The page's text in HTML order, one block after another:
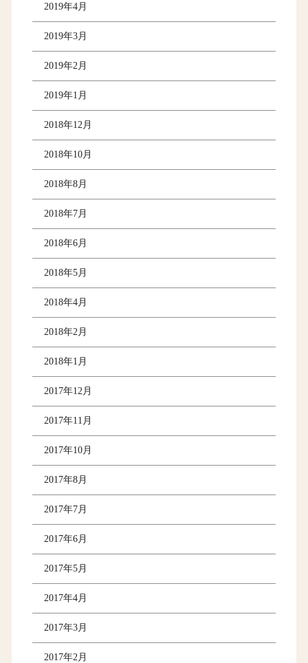
2019年4月
2019年3月
2019年2月
2019年1月
2018年12月
2018年10月
2018年8月
2018年7月
2018年6月
2018年5月
2018年4月
2018年2月
2018年1月
2017年12月
2017年11月
2017年10月
2017年8月
2017年7月
2017年6月
2017年5月
2017年4月
2017年3月
2017年2月